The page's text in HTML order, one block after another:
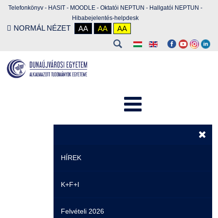
Telefonkönyv - HASIT - MOODLE - Oktatói NEPTUN - Hallgatói NEPTUN -
Hibabejelentés-helpdesk
NORMÁL NÉZET AA AA AA
HÍREK
Hírek
Események
K+F+I
Felvételi 2026